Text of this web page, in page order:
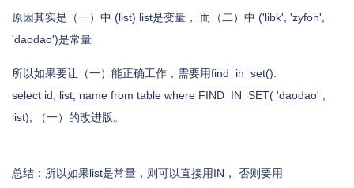
原因其实是（一）中 (list) list是变量， 而（二）中 ('libk', 'zyfon',
'daodao')是常量
所以如果要让（一）能正确工作，需要用find_in_set():
select id, list, name from table where FIND_IN_SET( 'daodao' ,
list); （一）的改进版。
总结：所以如果list是常量，则可以直接用IN， 否则要用